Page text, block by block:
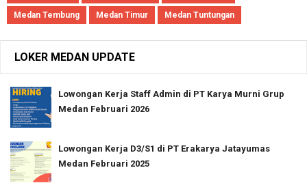
Medan Tembung Medan Timur Medan Tuntungan
LOKER MEDAN UPDATE
Lowongan Kerja Staff Admin di PT Karya Murni Grup
Medan Februari 2026
Lowongan Kerja D3/S1 di PT Erakarya Jatayumas
Medan Februari 2025